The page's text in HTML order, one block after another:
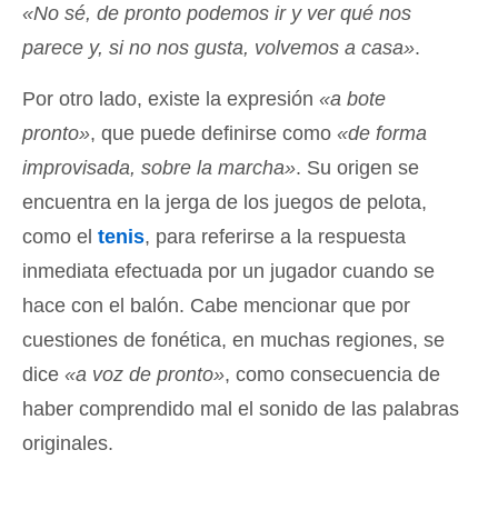
«No sé, de pronto podemos ir y ver qué nos
parece y, si no nos gusta, volvemos a casa».
Por otro lado, existe la expresión «a bote
pronto», que puede definirse como «de forma
improvisada, sobre la marcha». Su origen se
encuentra en la jerga de los juegos de pelota,
como el tenis, para referirse a la respuesta
inmediata efectuada por un jugador cuando se
hace con el balón. Cabe mencionar que por
cuestiones de fonética, en muchas regiones, se
dice «a voz de pronto», como consecuencia de
haber comprendido mal el sonido de las palabras
originales.